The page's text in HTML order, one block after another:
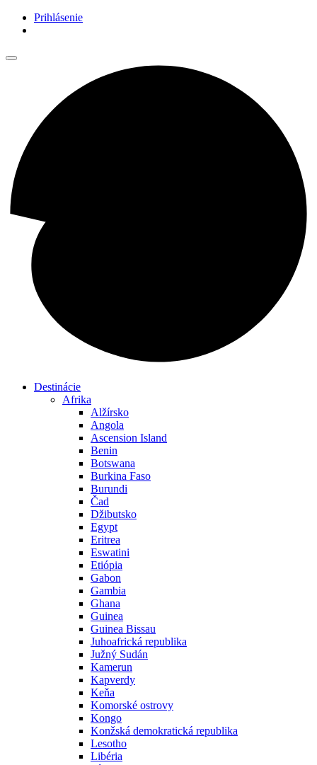
Prihlásenie
Destinácie
Afrika
Alžírsko
Angola
Ascension Island
Benin
Botswana
Burkina Faso
Burundi
Čad
Džibutsko
Egypt
Eritrea
Eswatini
Etiópia
Gabon
Gambia
Ghana
Guinea
Guinea Bissau
Juhoafrická republika
Južný Sudán
Kamerun
Kapverdy
Keňa
Komorské ostrovy
Kongo
Konžská demokratická republika
Lesotho
Libéria